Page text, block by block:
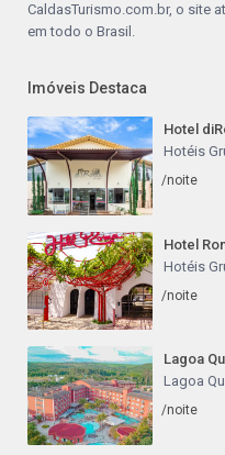
CaldasTurismo.com.br, o site
em todo o Brasil.
Imóveis Destaca
Hotel
Hotéis
/noite
Hotel
Hotéis
/noite
Lagoa
Lagoa
/noite